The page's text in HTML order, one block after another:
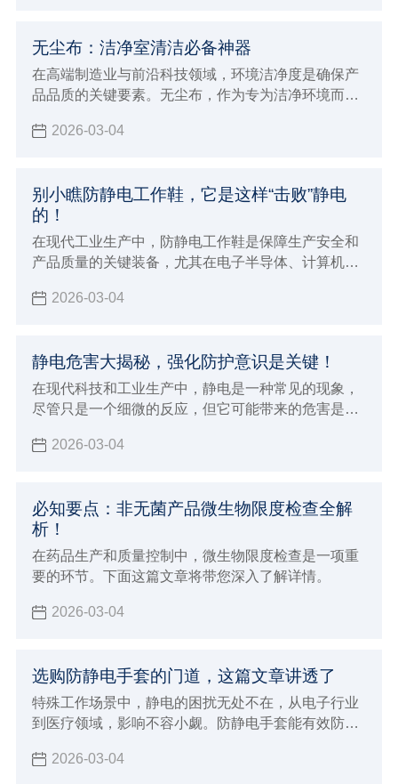
无尘布：洁净室清洁必备神器
在高端制造业与前沿科技领域，环境洁净度是确保产
品品质的关键要素。无尘布，作为专为洁净环境而生
2026-03-04
别小瞧防静电工作鞋，它是这样“击败”静电
的！
在现代工业生产中，防静电工作鞋是保障生产安全和
产品质量的关键装备，尤其在电子半导体、计算机、
2026-03-04
静电危害大揭秘，强化防护意识是关键！
在现代科技和工业生产中，静电是一种常见的现象，
尽管只是一个细微的反应，但它可能带来的危害是不
篇文章您一定要点进来看看，防静电的重要性不仅关
2026-03-04
必知要点：非无菌产品微生物限度检查全解
析！
在药品生产和质量控制中，微生物限度检查是一项重
要的环节。下面这篇文章将带您深入了解详情。
2026-03-04
选购防静电手套的门道，这篇文章讲透了
特殊工作场景中，静电的困扰无处不在，从电子行业
到医疗领域，影响不容小觑。防静电手套能有效防
挑选适合的防静电手套。
2026-03-04